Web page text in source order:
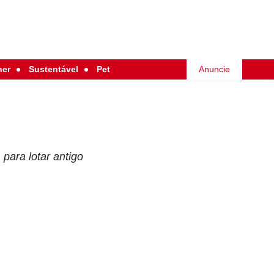
Sustentável Pet Anuncie
para lotar antigo